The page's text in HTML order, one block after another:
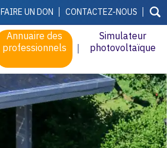
FAIRE UN DON CONTACTEZ-NOUS
Annuaire des
professionnels
Simulateur
photovoltaïque